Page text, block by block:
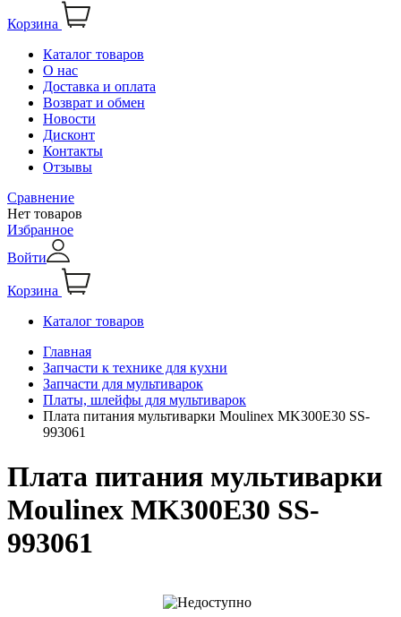
Корзина
Каталог товаров
О нас
Доставка и оплата
Возврат и обмен
Новости
Дисконт
Контакты
Отзывы
Сравнение
Нет товаров
Избранное
Войти
Корзина
Каталог товаров
Главная
Запчасти к технике для кухни
Запчасти для мультиварок
Платы, шлейфы для мультиварок
Плата питания мультиварки Moulinex MK300E30 SS-
993061
Плата питания мультиварки
Moulinex MK300E30 SS-
993061